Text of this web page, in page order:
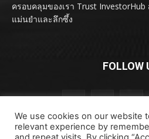
ครอบคลุมของเรา Trust
แม่นยำและลึกซึ้ง
FOLLOW
We use cookies on our website
relevant experience by